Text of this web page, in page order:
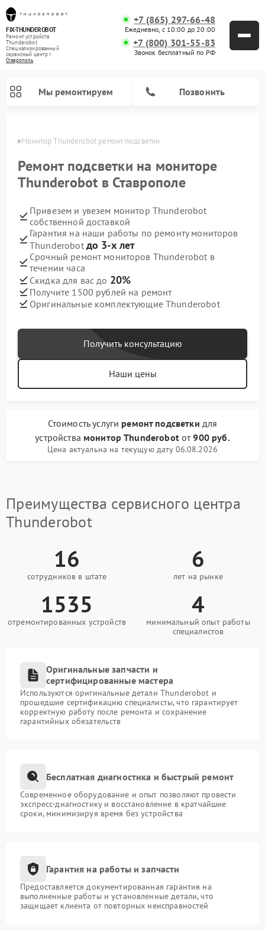
FIX-THUNDEROBOT
Ремонт устройств
Thunderobot
Специализированный
cервисный центр г.
Ставрополь
+7 (865) 297-66-48
Ежедневно, с 10:00 до 20:00
+7 (800) 301-55-83
Звонок бесплатный по РФ
Мы ремонтируем Позвонить
Монитор Thunderobot ремонт подсветки
Ремонт подсветки на мониторе
Thunderobot в Ставрополе
Привезем и увезем монитор Thunderobot
собственной доставкой
Гарантия на наши работы по ремонту мониторов
Thunderobot до 3-х лет
Срочный ремонт мониторов Thunderobot в
течении часа
Скидка для вас до 20%
Получите 1500 рублей на ремонт
Оригинальные комплектующие Thunderobot
Получить консультацию
Наши цены
Стоимость услуги ремонт подсветки для
устройства монитор Thunderobotот900 руб.
Цена актуальна на текущую дату 06.08.2026
Преимущества сервисного центра
Thunderobot
16
сотрудников в штате
6
лет на рынке
1535
отремонтированных устройств
4
минимальный опыт работы
специалистов
Оригинальные запчасти и
сертифицированные мастера
Используются оригинальные детали Thunderobot и
прошедшие сертификацию специалисты, что гарантирует
корректную работу после ремонта и сохранение
гарантийных обязательств
Бесплатная диагностика и быстрый ремонт
Современное оборудование и опыт позволяют провести
экспресс-диагностику и восстановление в кратчайшие
сроки, минимизируя время без устройства
Гарантия на работы и запчасти
Предоставляется документированная гарантия на
выполненные работы и установленные детали, что
защищает клиента от повторных неисправностей